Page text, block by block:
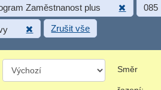
Zaměstnanost plus 085
Zrušit vše
Směr